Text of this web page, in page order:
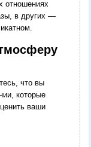
отношениях
в других —
что вы
которые
ваши